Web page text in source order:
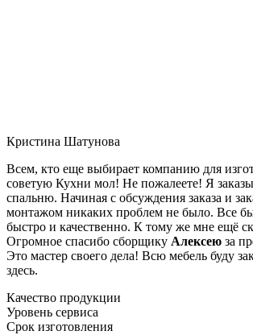
Кристина Шатунова
Всем, кто еще выбирает компанию для
советую Кухни мол! Не пожалеете! Я
спальню. Начиная с обсуждения заказа и
монтажом никаких проблем не было. Все
быстро и качественно. К тому же мне ещё
Огромное спасибо сборщику Алексею за
Это мастер своего дела! Всю мебель буду
здесь.
Качество продукции
Уровень сервиса
Срок изготовления